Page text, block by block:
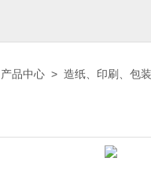
产品中心 > 造纸、印刷、包